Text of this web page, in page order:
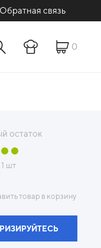
Обратная связь
0
остаток
1 шт
товар в корзину